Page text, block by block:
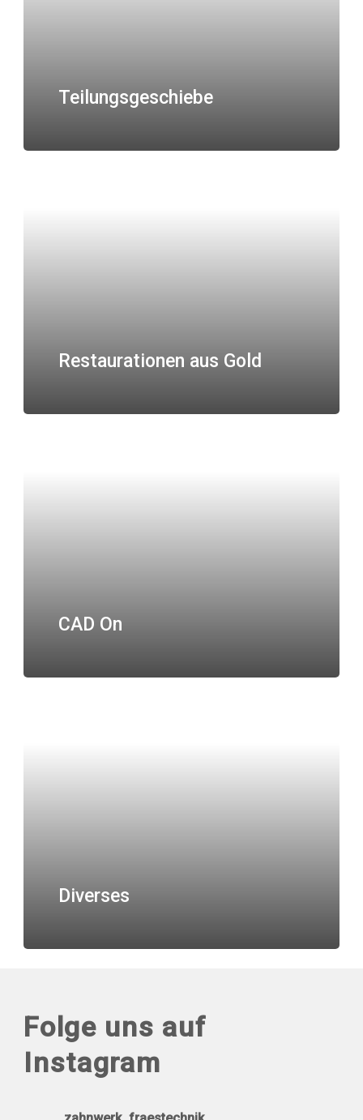
Teilungsgeschiebe
Restaurationen aus Gold
CAD On
Diverses
Folge uns auf
Instagram